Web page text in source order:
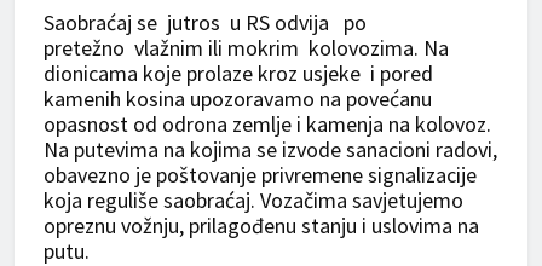
Saobraćaj se jutros u RS odvija
po
pretežno vlažnim ili mokrim kolovozima. Na
dionicama koje prolaze kroz usjeke i pored
kamenih kosina upozoravamo na povećanu
opasnost od odrona zemlje i kamenja na kolovoz.
Na putevima na kojima se izvode sanacioni radovi,
obavezno je poštovanje privremene signalizacije
koja reguliše saobraćaj. Vozačima savjetujemo
opreznu vožnju, prilagođenu stanju i uslovima na
putu.